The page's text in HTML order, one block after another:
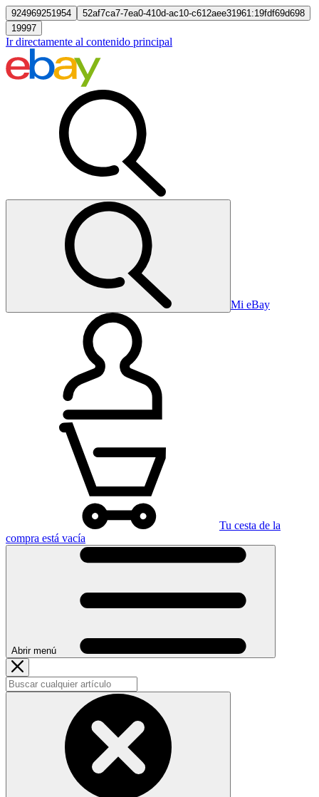
924969251954
52af7ca7-7ea0-410d-ac10-c612aee31961:19fdf69d698
19997
Ir directamente al contenido principal
Mi eBay
Tu cesta de la
compra está vacía
Abrir menú